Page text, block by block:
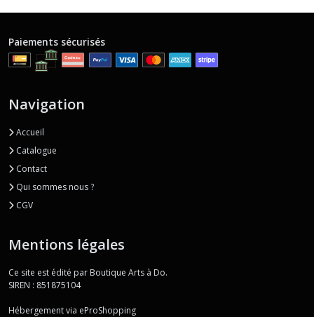
Paiements sécurisés
Navigation
Accueil
Catalogue
Contact
Qui sommes nous ?
CGV
Mentions légales
Ce site est édité par Boutique Arts à Do.
SIREN : 851875104
Hébergement via eProShopping